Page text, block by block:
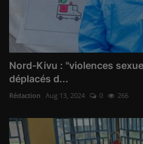
Nord-Kivu : "violences
déplacés d...
Rédaction Aug 13, 2024 0 266